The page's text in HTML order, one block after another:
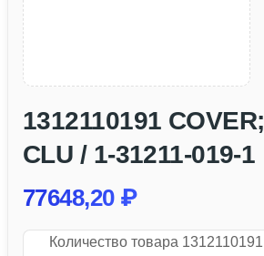
1312110191 COVER;
CLU / 1-31211-019-1
77648,20 ₽
Количество товара 1312110191